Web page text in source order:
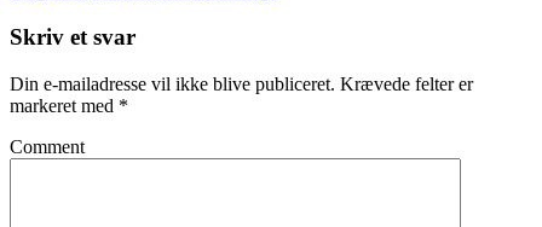
Skriv et svar
Din e-mailadresse vil ikke blive publiceret. Krævede felter er
markeret med *
Comment